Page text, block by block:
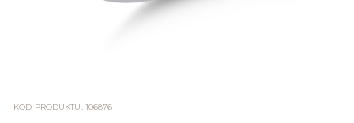
KOD PRODUKTU: 106876